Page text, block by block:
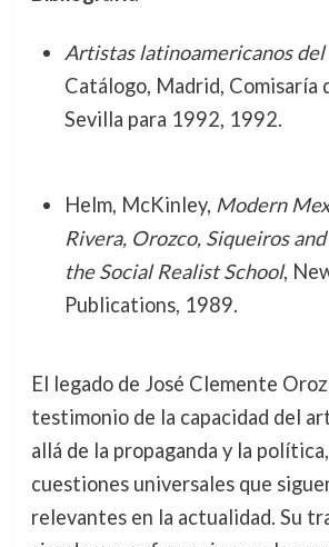
Artistas latinoamericanos del
Catálogo, Madrid, Comisaría
Sevilla para 1992, 1992.
Helm, McKinley, Modern
Rivera, Orozco, Siqueiros
the Social Realist School,
Publications, 1989.
El legado de José Clemente
testimonio de la capacidad del
allá de la propaganda y la
cuestiones universales que
relevantes en la actualidad. Su